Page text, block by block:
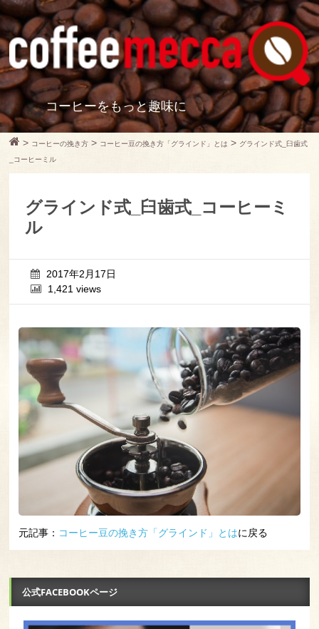
コーヒーをもっと趣味に
> コーヒーの挽き方 > コーヒー豆の挽き方「グラインド」とは > グラインド式_臼歯式
_コーヒーミル
グラインド式_臼歯式_コーヒーミ
ル
2017年2月17日
1,421 views
元記事： コーヒー豆の挽き方「グラインド」とはに戻る
公式FACEBOOKページ